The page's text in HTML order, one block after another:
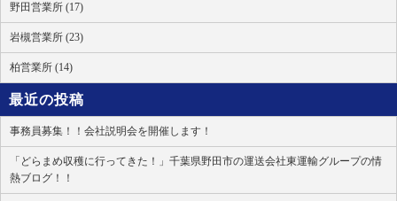
野田営業所 (17)
岩槻営業所 (23)
柏営業所 (14)
最近の投稿
事務員募集！！会社説明会を開催します！
「どらまめ収穫に行ってきた！」千葉県野田市の運送会社東運輸グループの情
熱ブログ！！